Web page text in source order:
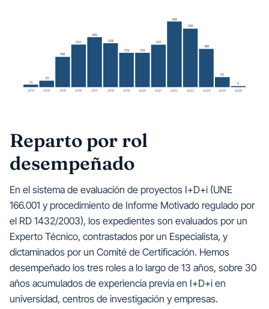
2013
13
2014
33
2015
158
2016
222
2017
260
2018
229
2019
179
2020
179
2021
221
2022
342
2023
305
2024
199
2025
52
2026
5
Reparto por rol
desempeñado
En el sistema de evaluación de proyectos I+D+i (UNE
166.001 y procedimiento de Informe Motivado regulado por
el RD 1432/2003), los expedientes son evaluados por un
Experto Técnico, contrastados por un Especialista, y
dictaminados por un Comité de Certificación. Hemos
desempeñado los tres roles a lo largo de 13 años, sobre 30
años acumulados de experiencia previa en I+D+i en
universidad, centros de investigación y empresas.